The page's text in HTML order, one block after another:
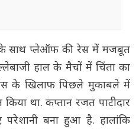
साथ प्लेऑफ की रेस में मजबूत
हाल के मैचों में चिंता का
के खिलाफ पिछले मुकाबले में
था. कप्तान रजत पाटीदार
बना हुआ है. हालांकि